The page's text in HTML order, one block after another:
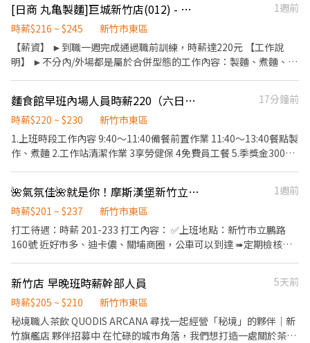
具。 ．負責擺盤、打包外帶服務。
[日商 丸亀製麵]巨城新竹店(012) - 長期兼職夥伴/廚助/工讀生/彈性排班
1週前
時薪$216 ~ $245
新竹市東區
【薪資】 ►到職一週完成通過職前訓練，時薪達220元 【工作說
明】 ►不分內/外場都是屬於合併型態的工作內容：製麵、煮麵、製
時請於主管確認排班時間） 【薪資福利】 1. 提供員工餐。 2. 國定假
日雙倍薪。 3. 提供優秀同仁績效獎金。 4. 久任獎金 5. 生日禮卷 6.
滿年資享特休假 7.福委會福利補助 ★★多項福利歡迎您加入我們
★★ 總是提供好吃日式餐飲的公司 台灣東利多(丸亀製麵)
麵食館早班內場人員時薪220（六日固定休假）
17分鐘前
時薪$220 ~ $230
新竹市東區
1.上班時段工作內容 9:40～11:40備餐前置作業 11:40～13:40餐點製
作、煮麵 2.工作站清潔作業 3享勞健保 4免費員工餐 5.季獎金3000
🌺氣氛佳🌺就是你！摩斯漢堡新竹立鵬店 誠徵長期工作夥伴（早/晚/打烊/假日班）
1週前
時薪$201 ~ $237
新竹市東區
打工待遇：時薪 201-233 打工內容： ✅上班地點：新竹市立鵬路
160號 近好市多、迪卡儂、關埔商圈，公車可以到達 ➠定期檢核，
房環境 ✅員工福利 半價餐飲！超划算！ 在職第二個月起，每月免費
漢堡2個 有勞健保！照政府規定走，每日薪資清清楚楚 免費制服！
衣服變大變小變髒都可以再換新 國定假日！薪資DOUBLE！雙倍薪
水！做一天低兩天！ 年度獎金！把特休換成錢！做越久，領越多！
新竹店 早晚班時薪幹部人員
5天前
時薪$205 ~ $210
新竹市東區
秘境職人茶飲 QUODIS ARCANA 尋找一起經營「秘境」的夥伴｜新
竹旗艦店 夥伴招募中 在忙碌的城市角落，我們想打造一處關於茶的